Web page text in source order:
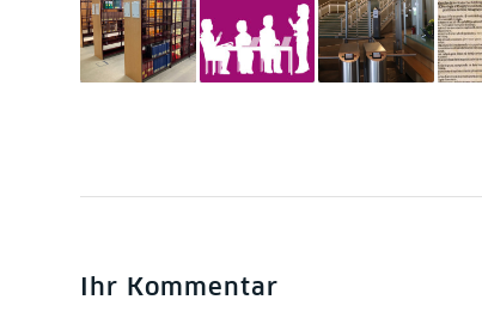
Ihr Kommentar